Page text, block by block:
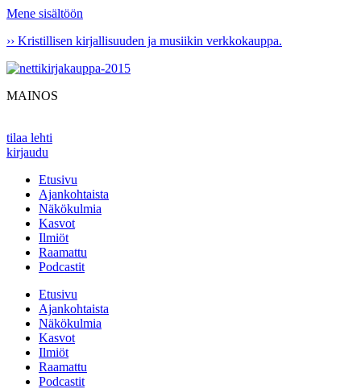
Mene sisältöön
›› Kristillisen kirjallisuuden ja musiikin verkkokauppa.
MAINOS
tilaa lehti
kirjaudu
Etusivu
Ajankohtaista
Näkökulmia
Kasvot
Ilmiöt
Raamattu
Podcastit
Etusivu
Ajankohtaista
Näkökulmia
Kasvot
Ilmiöt
Raamattu
Podcastit